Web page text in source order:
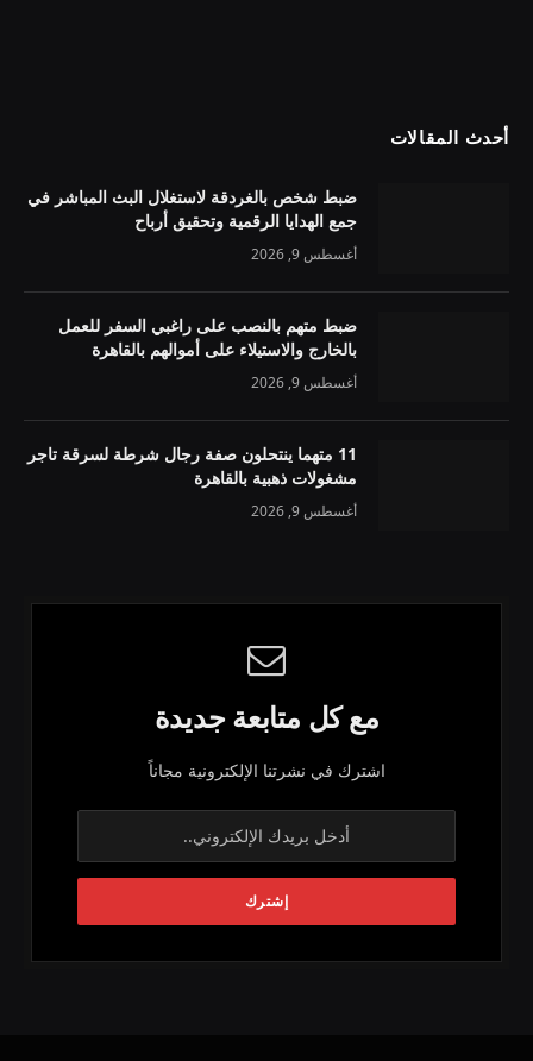
أحدث المقالات
ضبط شخص بالغردقة لاستغلال البث المباشر في
جمع الهدايا الرقمية وتحقيق أرباح
أغسطس 9, 2026
ضبط متهم بالنصب على راغبي السفر للعمل
بالخارج والاستيلاء على أموالهم بالقاهرة
أغسطس 9, 2026
11 متهما ينتحلون صفة رجال شرطة لسرقة تاجر
مشغولات ذهبية بالقاهرة
أغسطس 9, 2026
مع كل متابعة جديدة
اشترك في نشرتنا الإلكترونية مجاناً